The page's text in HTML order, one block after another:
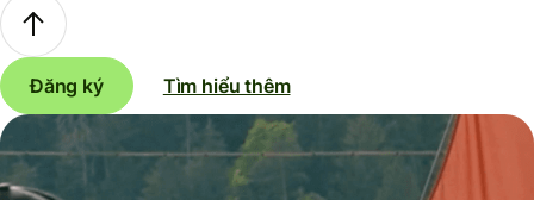
Đăng ký Tìm hiểu thêm